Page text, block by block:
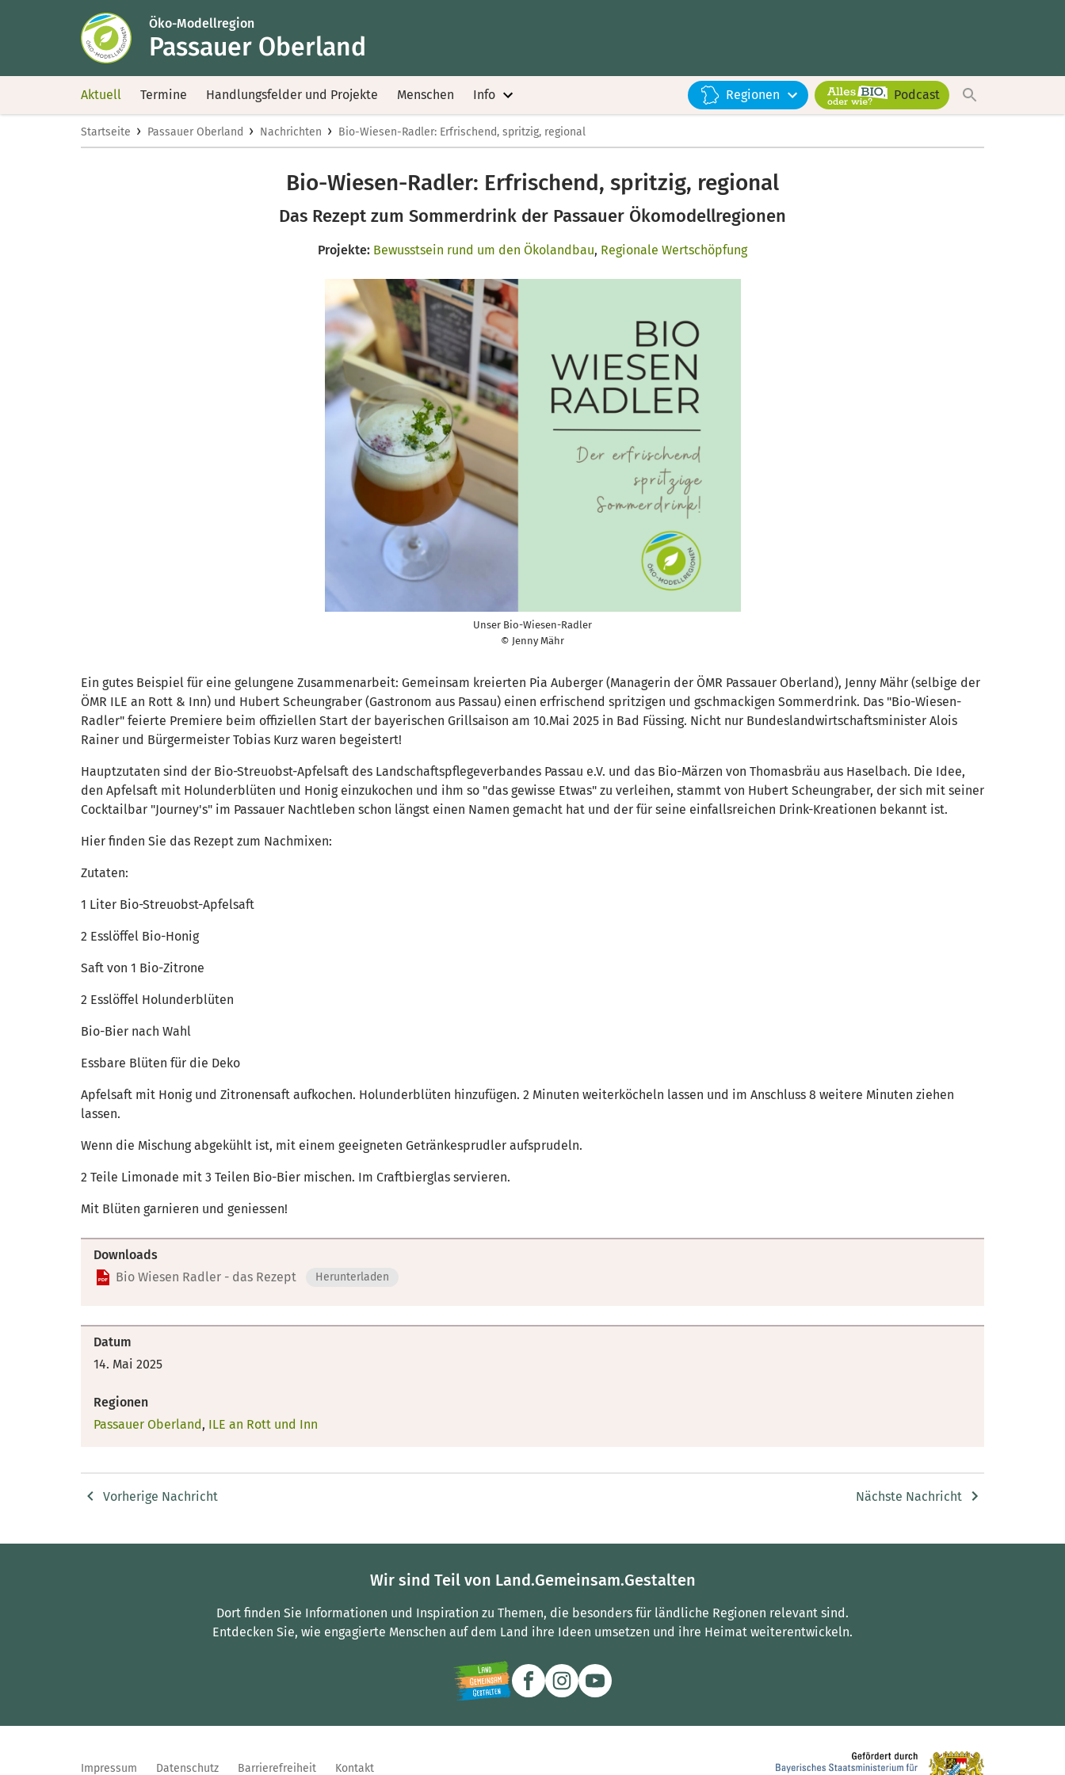
Öko-Modellregion
Passauer Oberland
Aktuell Termine Handlungsfelder und Projekte Menschen Info Regionen Podcast
Startseite › Passauer Oberland › Nachrichten › Bio-Wiesen-Radler: Erfrischend, spritzig, regional
Bio-Wiesen-Radler: Erfrischend, spritzig, regional
Das Rezept zum Sommerdrink der Passauer Ökomodellregionen
Projekte: Bewusstsein rund um den Ökolandbau, Regionale Wertschöpfung
Unser Bio-Wiesen-Radler
© Jenny Mähr
Ein gutes Beispiel für eine gelungene Zusammenarbeit: Gemeinsam kreierten Pia Auberger (Managerin der ÖMR Passauer Oberland), Jenny Mähr (selbige der
ÖMR ILE an Rott & Inn) und Hubert Scheungraber (Gastronom aus Passau) einen erfrischend spritzigen und gschmackigen Sommerdrink. Das "Bio-Wiesen-
Radler" feierte Premiere beim offiziellen Start der bayerischen Grillsaison am 10.Mai 2025 in Bad Füssing. Nicht nur Bundeslandwirtschaftsminister Alois
Rainer und Bürgermeister Tobias Kurz waren begeistert!
Hauptzutaten sind der Bio-Streuobst-Apfelsaft des Landschaftspflegeverbandes Passau e.V. und das Bio-Märzen von Thomasbräu aus Haselbach. Die Idee,
den Apfelsaft mit Holunderblüten und Honig einzukochen und ihm so "das gewisse Etwas" zu verleihen, stammt von Hubert Scheungraber, der sich mit seiner
Cocktailbar "Journey's" im Passauer Nachtleben schon längst einen Namen gemacht hat und der für seine einfallsreichen Drink-Kreationen bekannt ist.
Hier finden Sie das Rezept zum Nachmixen:
Zutaten:
1 Liter Bio-Streuobst-Apfelsaft
2 Esslöffel Bio-Honig
Saft von 1 Bio-Zitrone
2 Esslöffel Holunderblüten
Bio-Bier nach Wahl
Essbare Blüten für die Deko
Apfelsaft mit Honig und Zitronensaft aufkochen. Holunderblüten hinzufügen. 2 Minuten weiterköcheln lassen und im Anschluss 8 weitere Minuten ziehen
lassen.
Wenn die Mischung abgekühlt ist, mit einem geeigneten Getränkesprudler aufsprudeln.
2 Teile Limonade mit 3 Teilen Bio-Bier mischen. Im Craftbierglas servieren.
Mit Blüten garnieren und geniessen!
Downloads
Bio Wiesen Radler - das Rezept
Herunterladen
Datum
14. Mai 2025
Regionen
Passauer Oberland, ILE an Rott und Inn
Vorherige Nachricht Nächste Nachricht
Wir sind Teil von Land.Gemeinsam.Gestalten
Dort finden Sie Informationen und Inspiration zu Themen, die besonders für ländliche Regionen relevant sind.
Entdecken Sie, wie engagierte Menschen auf dem Land ihre Ideen umsetzen und ihre Heimat weiterentwickeln.
Impressum Datenschutz Barrierefreiheit Kontakt